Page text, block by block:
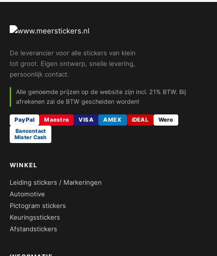
De leverancier voor alle stickers van klein
tot groot. Eigen ontwerp, snelle levering,
persoonlijk contact.
Alle genoemde prijzen op de website zijn incl. 21% BTW. Bij
afrekenen zal de BTW gescheiden worden!
PayPal Maestro VISA AMEX iDEAL
Wero
Bancontact
Mister Cash
WINKEL
Leiding stickers / Markeringen
Automotive
Pictogram stickers
Keuringsstickers
Afstandstickers